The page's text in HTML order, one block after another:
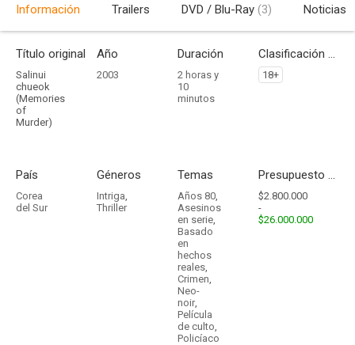
Información Trailers DVD / Blu-Ray (3) Noticias
Título original
Salinui
chueok
(Memories
of
Murder)
Año
2003
Duración
2 horas y
10
minutos
Clasificación por edades
18+
País
Corea
del Sur
Géneros
Intriga,
Thriller
Temas
Años 80,
Asesinos
en serie,
Basado
en
hechos
reales,
Crimen,
Neo-
noir,
Película
de culto,
Policíaco
Presupuesto - Ingresos
$2.800.000
-
$26.000.000